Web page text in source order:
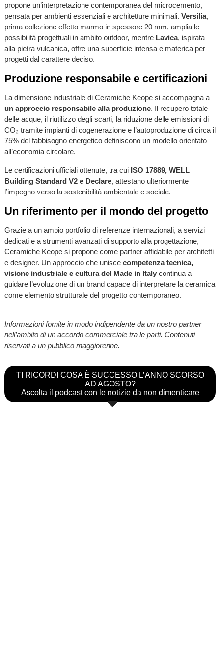
propone un’interpretazione contemporanea del microcemento,
pensata per ambienti essenziali e architetture minimali. Versilia,
prima collezione effetto marmo in spessore 20 mm, amplia le
possibilità progettuali in ambito outdoor, mentre Lavica, ispirata
alla pietra vulcanica, offre una superficie intensa e materica per
progetti dal carattere deciso.
Produzione responsabile e certificazioni
La dimensione industriale di Ceramiche Keope si accompagna a
un approccio responsabile alla produzione. Il recupero totale
delle acque, il riutilizzo degli scarti, la riduzione delle emissioni di
CO₂ tramite impianti di cogenerazione e l’autoproduzione di circa il
75% del fabbisogno energetico definiscono un modello orientato
all’economia circolare.
Le certificazioni ufficiali ottenute, tra cui ISO 17889, WELL
Building Standard V2 e Declare, attestano ulteriormente
l’impegno verso la sostenibilità ambientale e sociale.
Un riferimento per il mondo del progetto
Grazie a un ampio portfolio di referenze internazionali, a servizi
dedicati e a strumenti avanzati di supporto alla progettazione,
Ceramiche Keope si propone come partner affidabile per architetti
e designer. Un approccio che unisce competenza tecnica,
visione industriale e cultura del Made in Italycontinua a
guidare l’evoluzione di un brand capace di interpretare la ceramica
come elemento strutturale del progetto contemporaneo.
Informazioni fornite in modo indipendente da un nostro partner
nell’ambito di un accordo commerciale tra le parti. Contenuti
riservati a un pubblico maggiorenne.
TI RICORDI COSA È SUCCESSO L’ANNO SCORSO
AD AGOSTO?
Ascolta il podcast con le notizie da non dimenticare